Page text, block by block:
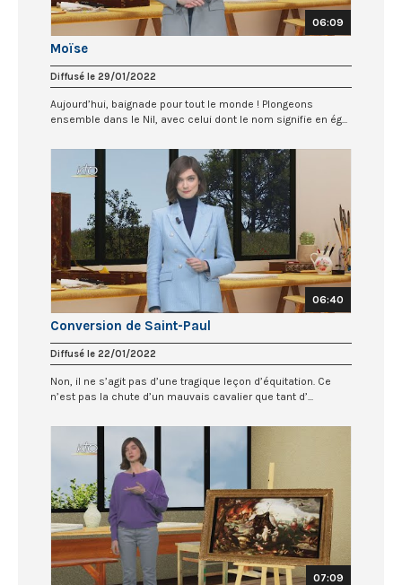
06:09
Moïse
Diffusé le 29/01/2022
Aujourd’hui, baignade pour tout le monde ! Plongeons
ensemble dans le Nil, avec celui dont le nom signifie en ég...
06:40
Conversion de Saint-Paul
Diffusé le 22/01/2022
Non, il ne s’agit pas d’une tragique leçon d’équitation. Ce
n’est pas la chute d’un mauvais cavalier que tant d’...
07:09